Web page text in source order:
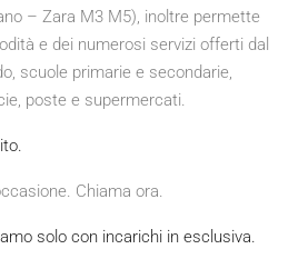
– Zara M3 M5), inoltre permette
e dei numerosi servizi offerti dal
scuole primarie e secondarie,
poste e supermercati.
Chiama ora.
solo con incarichi in esclusiva.